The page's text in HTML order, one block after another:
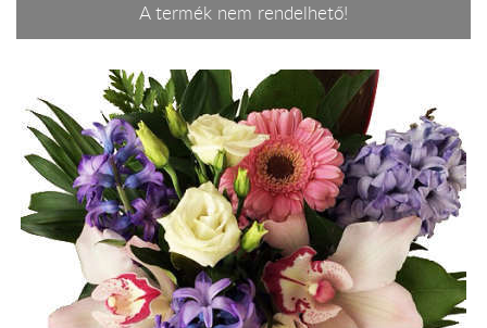
A termék nem rendelhető!